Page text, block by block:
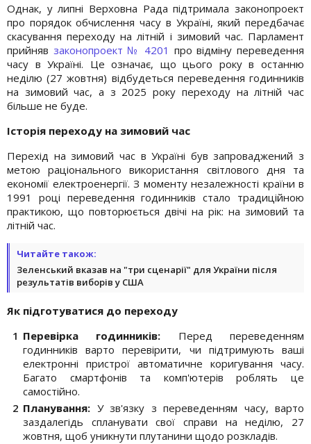
Однак, у липні Верховна Рада підтримала законопроект
про порядок обчислення часу в Україні, який передбачає
скасування переходу на літній і зимовий час. Парламент
прийняв законопроект № 4201 про відміну переведення
часу в Україні. Це означає, що цього року в останню
неділю (27 жовтня) відбудеться переведення годинників
на зимовий час, а з 2025 року переходу на літній час
більше не буде.
Історія переходу на зимовий час
Перехід на зимовий час в Україні був запроваджений з
метою раціонального використання світлового дня та
економії електроенергії. З моменту незалежності країни в
1991 році переведення годинників стало традиційною
практикою, що повторюється двічі на рік: на зимовий та
літній час.
Читайте також:
Зеленський вказав на "три сценарії" для України після
результатів виборів у США
Як підготуватися до переходу
Перевірка годинників: Перед переведенням
годинників варто перевірити, чи підтримують ваші
електронні пристрої автоматичне коригування часу.
Багато смартфонів та комп'ютерів роблять це
самостійно.
Планування: У зв'язку з переведенням часу, варто
заздалегідь спланувати свої справи на неділю, 27
жовтня, щоб уникнути плутанини щодо розкладів.